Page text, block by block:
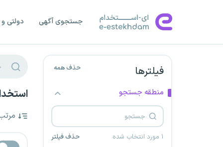
جستجوی آگهی دولتی
فیلترها حذف همه
منطقه جستجو
۱ مورد انتخاب شده حذف فیلتر